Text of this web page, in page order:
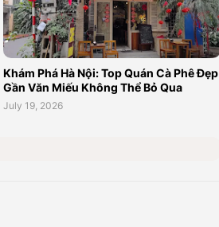
Khám Phá Hà Nội: Top Quán Cà Phê Đẹp
Gần Văn Miếu Không Thể Bỏ Qua
July 19, 2026